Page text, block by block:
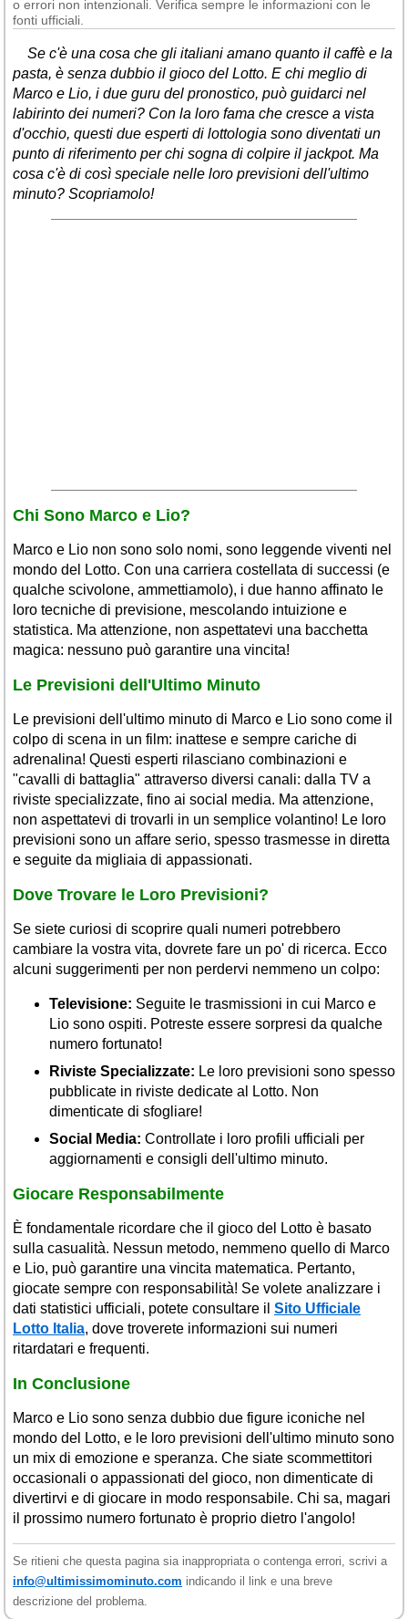
o errori non intenzionali. Verifica sempre le informazioni con le
fonti ufficiali.
Se c'è una cosa che gli italiani amano quanto il caffè e la
pasta, è senza dubbio il gioco del Lotto. E chi meglio di
Marco e Lio, i due guru del pronostico, può guidarci nel
labirinto dei numeri? Con la loro fama che cresce a vista
d'occhio, questi due esperti di lottologia sono diventati un
punto di riferimento per chi sogna di colpire il jackpot. Ma
cosa c'è di così speciale nelle loro previsioni dell'ultimo
minuto? Scopriamolo!
Chi Sono Marco e Lio?
Marco e Lio non sono solo nomi, sono leggende viventi nel
mondo del Lotto. Con una carriera costellata di successi (e
qualche scivolone, ammettiamolo), i due hanno affinato le
loro tecniche di previsione, mescolando intuizione e
statistica. Ma attenzione, non aspettatevi una bacchetta
magica: nessuno può garantire una vincita!
Le Previsioni dell'Ultimo Minuto
Le previsioni dell'ultimo minuto di Marco e Lio sono come il
colpo di scena in un film: inattese e sempre cariche di
adrenalina! Questi esperti rilasciano combinazioni e
"cavalli di battaglia" attraverso diversi canali: dalla TV a
riviste specializzate, fino ai social media. Ma attenzione,
non aspettatevi di trovarli in un semplice volantino! Le loro
previsioni sono un affare serio, spesso trasmesse in diretta
e seguite da migliaia di appassionati.
Dove Trovare le Loro Previsioni?
Se siete curiosi di scoprire quali numeri potrebbero
cambiare la vostra vita, dovrete fare un po' di ricerca. Ecco
alcuni suggerimenti per non perdervi nemmeno un colpo:
Televisione: Seguite le trasmissioni in cui Marco e
Lio sono ospiti. Potreste essere sorpresi da qualche
numero fortunato!
Riviste Specializzate: Le loro previsioni sono spesso
pubblicate in riviste dedicate al Lotto. Non
dimenticate di sfogliare!
Social Media: Controllate i loro profili ufficiali per
aggiornamenti e consigli dell'ultimo minuto.
Giocare Responsabilmente
È fondamentale ricordare che il gioco del Lotto è basato
sulla casualità. Nessun metodo, nemmeno quello di Marco
e Lio, può garantire una vincita matematica. Pertanto,
giocate sempre con responsabilità! Se volete analizzare i
dati statistici ufficiali, potete consultare il Sito Ufficiale
Lotto Italia, dove troverete informazioni sui numeri
ritardatari e frequenti.
In Conclusione
Marco e Lio sono senza dubbio due figure iconiche nel
mondo del Lotto, e le loro previsioni dell'ultimo minuto sono
un mix di emozione e speranza. Che siate scommettitori
occasionali o appassionati del gioco, non dimenticate di
divertirvi e di giocare in modo responsabile. Chi sa, magari
il prossimo numero fortunato è proprio dietro l'angolo!
Se ritieni che questa pagina sia inappropriata o contenga errori, scrivi a
info@ultimissimominuto.com indicando il link e una breve
descrizione del problema.